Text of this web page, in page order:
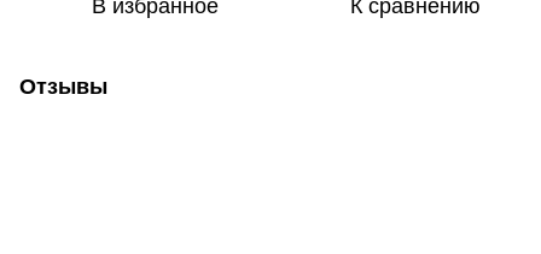
В избранное К сравнению
Отзывы